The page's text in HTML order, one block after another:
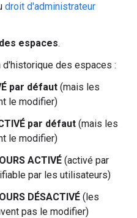
droit d'administrateur
espaces.
des espaces :
par défaut (mais les
le modifier)
par défaut (mais les
le modifier)
ACTIVÉ (activé par
par les utilisateurs)
DÉSACTIVÉ (les
pas le modifier)